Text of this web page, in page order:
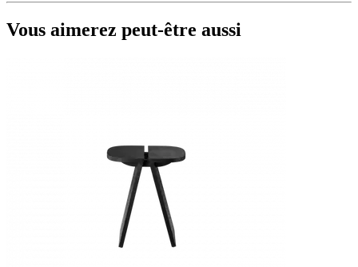
Vous aimerez peut-être aussi